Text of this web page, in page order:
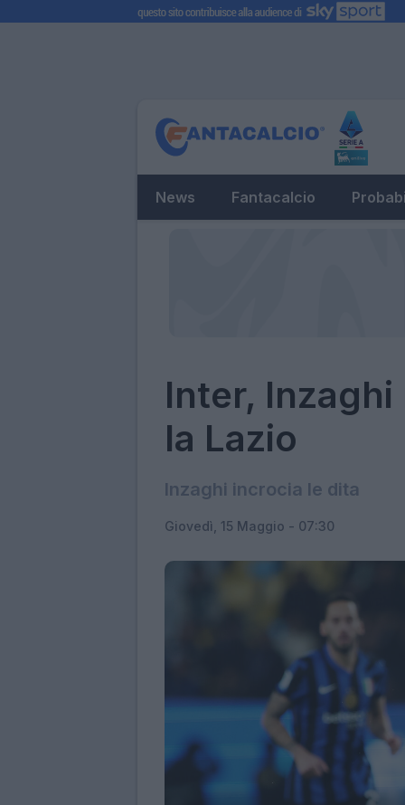
News Fantacalcio
Inter,
la Lazio
Inzaghi incrocia le dita
Giovedì, 15 Maggio - 07:30